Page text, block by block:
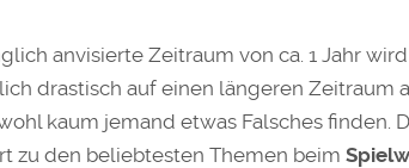
anvisierte Zeitraum von ca. 1 Jahr
drastisch auf einen längeren Zeitraum
kaum jemand etwas Falsches finden.
zu den beliebtesten Themen beim